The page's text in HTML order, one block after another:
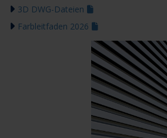
3D DWG-Dateien
Farbleitfaden 2026